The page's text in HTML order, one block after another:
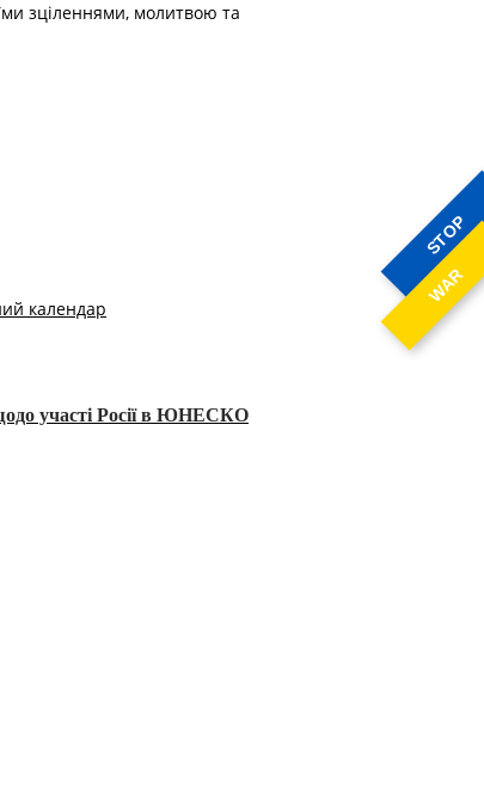
STOP
WAR
зціленнями, молитвою та
календар
участі Росії в ЮНЕСКО